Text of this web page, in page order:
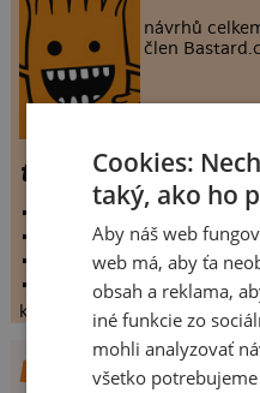
návrhů
člen
tankista
vystaveno:29.3.2009
hodnoceno:38 krát
komentářů:2.60526
koupilo by:3 lidí
konečné hodnocení:
2.60526
DALŠÍ NÁVRHY
Cookies:
taký, ako ho
Aby náš web
web má, aby ťa
obsah a reklama,
iné funkcie zo
mohli analyzovať
všetko